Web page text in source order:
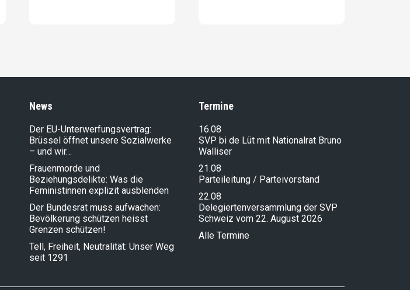
News
Der EU-Unterwerfungsvertrag:
Brüssel öffnet unsere Sozialwerke
– und wir…
Frauenmorde und
Beziehungsdelikte: Was die
Feministinnen explizit ausblenden
Der Bundesrat muss aufwachen:
Bevölkerung schützen heisst
Grenzen schützen!
Tell, Freiheit, Neutralität: Unser Weg
seit 1291
Termine
16.08
SVP bi de Lüt mit Nationalrat Bruno
Walliser
21.08
Parteileitung / Parteivorstand
22.08
Delegiertenversammlung der SVP
Schweiz vom 22. August 2026
Alle Termine